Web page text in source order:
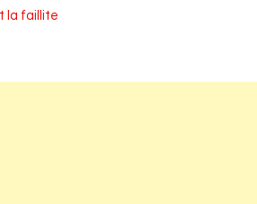
la faillite